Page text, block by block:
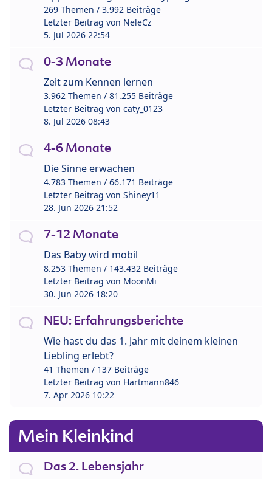
269 Themen / 3.992 Beiträge
Letzter Beitrag von NeleCz
5. Jul 2026 22:54
0-3 Monate
Zeit zum Kennen lernen
3.962 Themen / 81.255 Beiträge
Letzter Beitrag von caty_0123
8. Jul 2026 08:43
4-6 Monate
Die Sinne erwachen
4.783 Themen / 66.171 Beiträge
Letzter Beitrag von Shiney11
28. Jun 2026 21:52
7-12 Monate
Das Baby wird mobil
8.253 Themen / 143.432 Beiträge
Letzter Beitrag von MoonMi
30. Jun 2026 18:20
NEU: Erfahrungsberichte
Wie hast du das 1. Jahr mit deinem kleinen
Liebling erlebt?
41 Themen / 137 Beiträge
Letzter Beitrag von Hartmann846
7. Apr 2026 10:22
Mein Kleinkind
Das 2. Lebensjahr